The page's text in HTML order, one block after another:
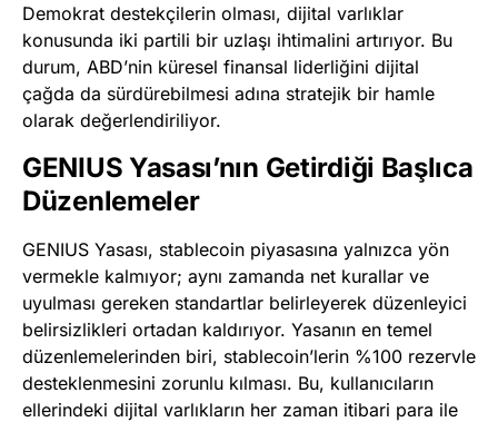
Demokrat destekçilerin olması, dijital varlıklar
konusunda iki partili bir uzlaşı ihtimalini artırıyor. Bu
durum, ABD’nin küresel finansal liderliğini dijital
çağda da sürdürebilmesi adına stratejik bir hamle
olarak değerlendiriliyor.
GENIUS Yasası’nın Getirdiği Başlıca
Düzenlemeler
GENIUS Yasası, stablecoin piyasasına yalnızca yön
vermekle kalmıyor; aynı zamanda net kurallar ve
uyulması gereken standartlar belirleyerek düzenleyici
belirsizlikleri ortadan kaldırıyor. Yasanın en temel
düzenlemelerinden biri, stablecoin’lerin %100 rezervle
desteklenmesini zorunlu kılması. Bu, kullanıcıların
ellerindeki dijital varlıkların her zaman itibari para ile